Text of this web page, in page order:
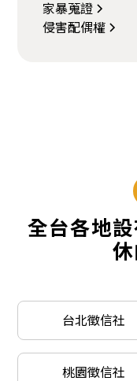
家暴蒐證
侵害配偶權
全台各地
台北徵信社
桃園徵信社